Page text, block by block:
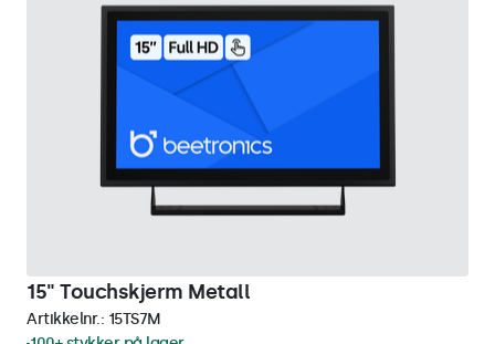
15" Touchskjerm Metall
Artikkelnr.: 15TS7M